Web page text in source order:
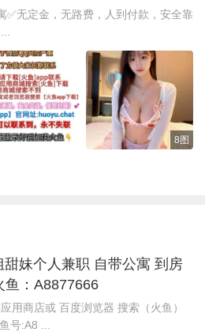
无定金，无路费，人到付款，安全靠
8图
妹个人兼职 自带公寓 到房
鱼：A8877666
用商店或 百度浏览器 搜索（火鱼）
号:A8 ...